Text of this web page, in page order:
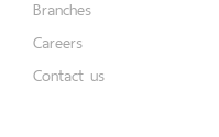
Branches
Careers
Contact us